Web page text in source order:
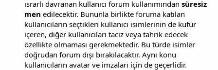
ısrarlı davranan kullanıcı forum kullanımından süresiz
men edilecektir. Bununla birlikte foruma katılan
kullanıcıların seçtikleri kullanıcı isimlerinin de küfür
içeren, diğer kullanıcıları taciz veya tahrik edecek
özellikte olmaması gerekmektedir. Bu türde isimler
doğrudan forum dışı bırakılacaktır. Aynı konu
kullanıcıların avatar ve imzaları için de geçerlidir.